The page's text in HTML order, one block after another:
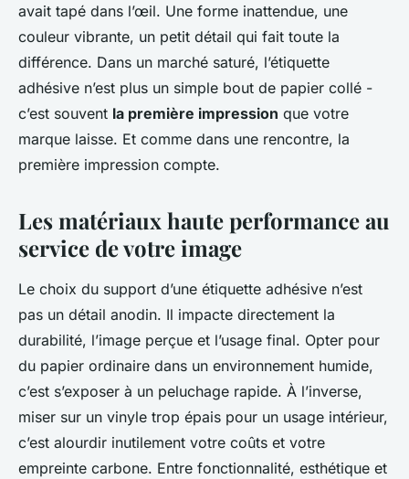
avait tapé dans l’œil. Une forme inattendue, une
couleur vibrante, un petit détail qui fait toute la
différence. Dans un marché saturé, l’étiquette
adhésive n’est plus un simple bout de papier collé -
c’est souvent la première impression que votre
marque laisse. Et comme dans une rencontre, la
première impression compte.
Les matériaux haute performance au
service de votre image
Le choix du support d’une étiquette adhésive n’est
pas un détail anodin. Il impacte directement la
durabilité, l’image perçue et l’usage final. Opter pour
du papier ordinaire dans un environnement humide,
c’est s’exposer à un peluchage rapide. À l’inverse,
miser sur un vinyle trop épais pour un usage intérieur,
c’est alourdir inutilement votre coûts et votre
empreinte carbone. Entre fonctionnalité, esthétique et